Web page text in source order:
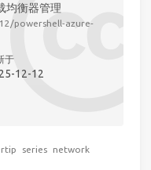
均衡器管理
powershell-azure-
于
12-12
series
network